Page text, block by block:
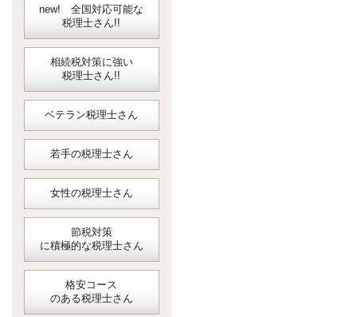
new! 全国対応可能な
税理士さん!!
相続税対策に強い
税理士さん!!
ベテラン税理士さん
若手の税理士さん
女性の税理士さん
節税対策
に積極的な税理士さん
格安コース
のある税理士さん